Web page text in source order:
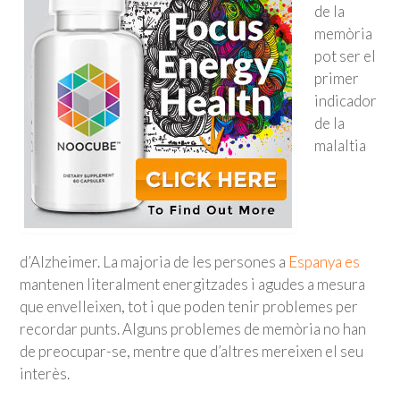
de la
memòria
pot ser el
primer
indicador
de la
malaltia
d’Alzheimer. La majoria de les persones a Espanya es
mantenen literalment energitzades i agudes a mesura
que envelleixen, tot i que poden tenir problemes per
recordar punts. Alguns problemes de memòria no han
de preocupar-se, mentre que d’altres mereixen el seu
interès.